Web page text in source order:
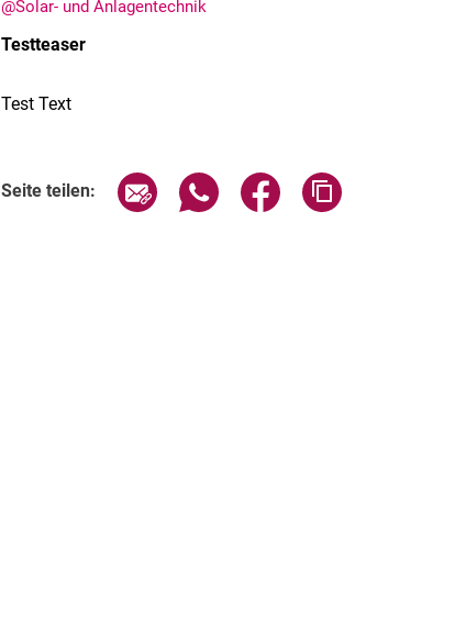
@Solar- und Anlagentechnik
Testteaser
Test Text
Seite teilen: Seite über E-Mail teilen
Seite über WhatsApp teilen
Seite über Facebook